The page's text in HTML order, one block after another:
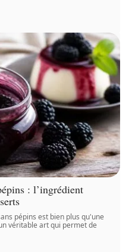
: l’ingrédient
pépins est bien plus qu'une
véritable art qui permet de